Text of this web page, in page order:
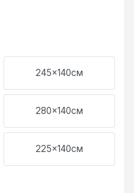
245x140см
280x140см
225x140см